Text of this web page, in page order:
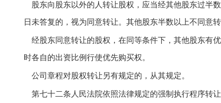
股东向股东以外的人转让股权，应当经其他股东过半
日未答复的，视为同意转让。其他股东半数以上不同意
经股东同意转让的股权，在同等条件下，其他股东有
时各自的出资比例行使优先购买权。
公司章程对股权转让另有规定的，从其规定。
第七十二条人民法院依照法律规定的强制执行程序转